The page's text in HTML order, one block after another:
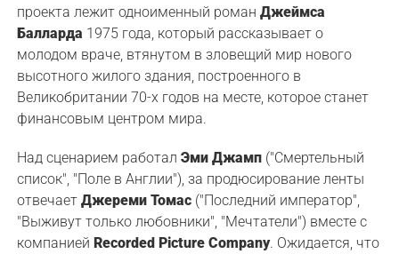
проекта лежит одноименный романДжеймса
Балларда 1975 года, который рассказывает о
молодом враче, втянутом в зловещий мир нового
высотного жилого здания, построенного в
Великобритании 70-х годов на месте, которое станет
финансовым центром мира.
Над сценарием работалЭми Джамп ("Смертельный
список", "Поле в Англии"), за продюсирование ленты
отвечаетДжереми Томас ("Последний император",
"Выживут только любовники", "Мечтатели") вместе с
компаниейRecorded Picture Company. Ожидается, что